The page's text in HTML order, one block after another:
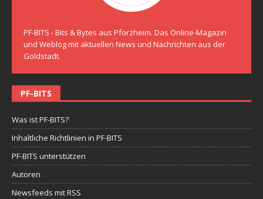
PF-BITS - Bits & Bytes aus Pforzheim. Das Online-Magazin
und Weblog mit aktuellen News und Nachrichten aus der
Goldstadt.
PF-BITS
Was ist PF-BITS?
Inhaltliche Richtlinien in PF-BITS
PF-BITS unterstützen
Autoren
Newsfeeds mit RSS